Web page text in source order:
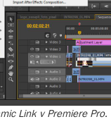
Link v Premiere Pro.